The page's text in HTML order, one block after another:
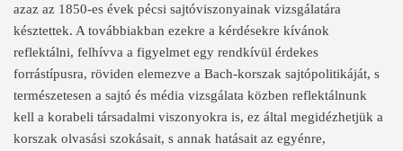
azaz az 1850-es évek pécsi sajtóviszonyainak vizsgálatára
késztettek. A továbbiakban ezekre a kérdésekre kívánok
reflektálni, felhívva a figyelmet egy rendkívül érdekes
forrástípusra, röviden elemezve a Bach-korszak sajtópolitikáját, s
természetesen a sajtó és média vizsgálata közben reflektálnunk
kell a korabeli társadalmi viszonyokra is, ez által megidézhetjük a
korszak olvasási szokásait, s annak hatásait az egyénre,